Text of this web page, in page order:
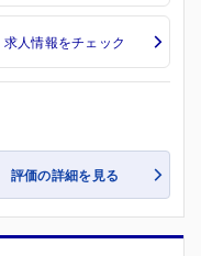
求人情報をチェック
評価の詳細を見る